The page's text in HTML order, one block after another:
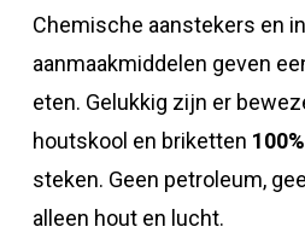
Chemische aanstekers en
aanmaakmiddelen geven
eten. Gelukkig zijn er
houtskool en briketten
steken. Geen petroleum,
alleen hout en lucht.